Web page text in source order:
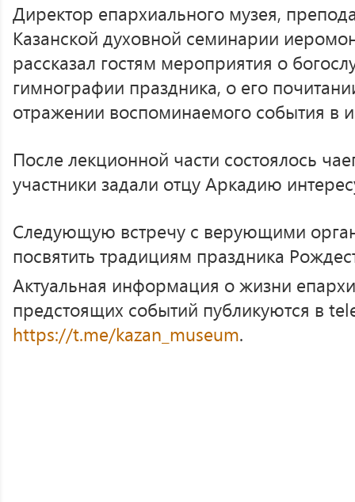
Директор епархиального музея,
Казанской духовной семинарии
рассказал гостям мероприятия о
гимнографии праздника, о его
отражении воспоминаемого события в
После лекционной части состоялось
участники задали отцу Аркадию
Следующую встречу с верующими
посвятить традициям праздника
Актуальная информация о жизни
предстоящих событий публикуются в
https://t.me/kazan_museum.